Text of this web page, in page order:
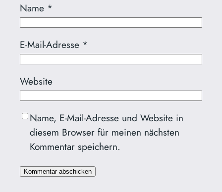
Name *
E-Mail-Adresse *
Website
Name, E-Mail-Adresse und Website in
diesem Browser für meinen nächsten
Kommentar speichern.